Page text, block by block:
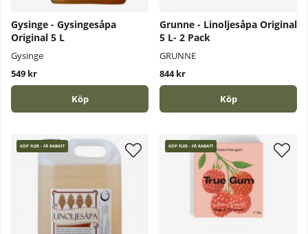
Gysinge - Gysingesåpa
Original 5 L
Gysinge
549 kr
Köp
Grunne - Linoljesåpa Original
5 L- 2 Pack
GRUNNE
844 kr
Köp
KÖP FLER - FÅ RABATT KÖP FLER - FÅ RABATT